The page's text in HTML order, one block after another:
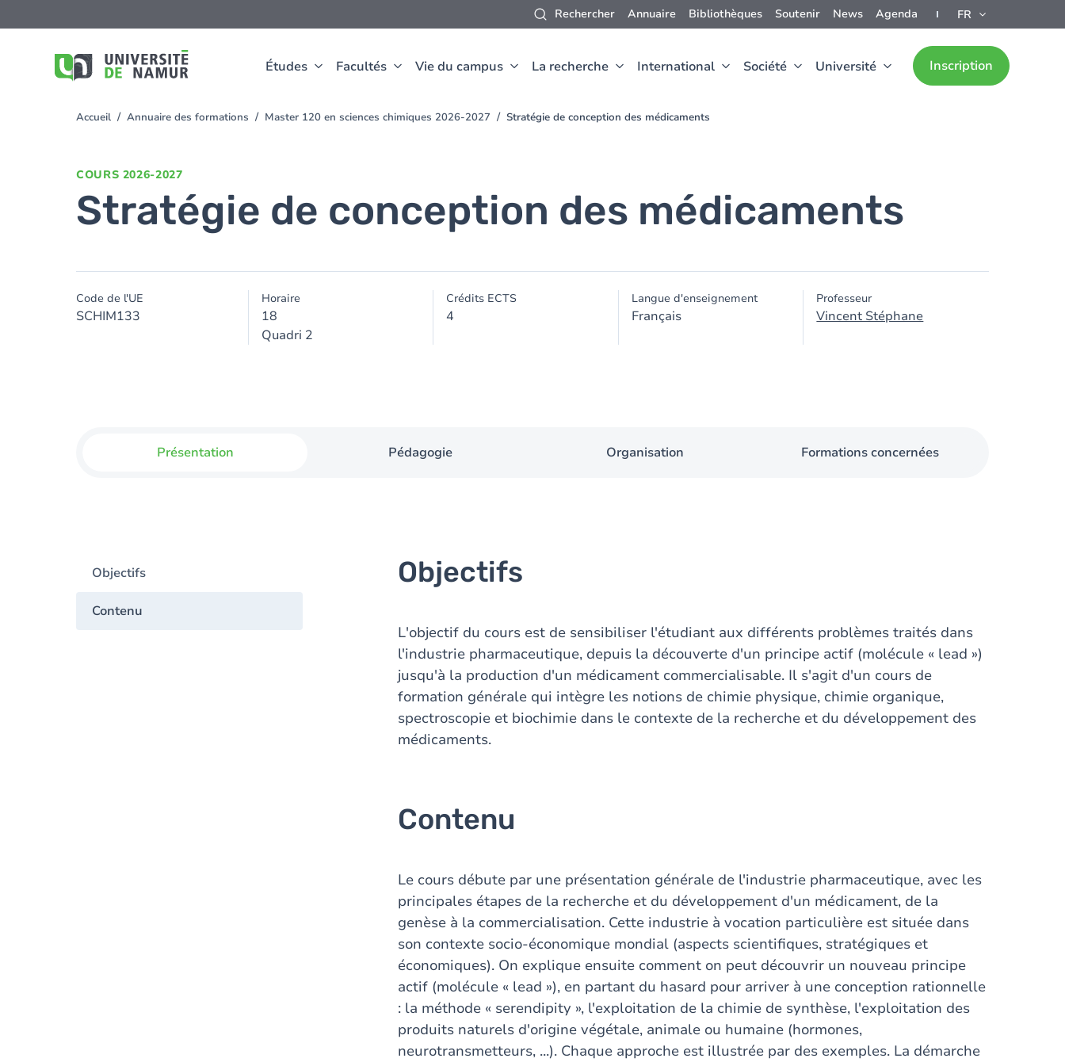
Rechercher Annuaire Bibliothèques Soutenir News Agenda FR
Études Facultés Vie du campus La recherche International Société Université Inscription
au
You
Accueil Annuaire des formations Master 120 en sciences chimiques 2026-2027 Stratégie de conception des médicaments
COURS 2026-2027
Stratégie de conception des médicaments
Code de l'UE
SCHIM133
Horaire
18
Quadri 2
Crédits ECTS
4
Langue d'enseignement
Français
Professeur
Vincent Stéphane
Présentation Pédagogie Organisation Formations concernées
Objectifs
Contenu
Objectifs
L'objectif du cours est de sensibiliser l'étudiant aux différents problèmes traités dans
l'industrie pharmaceutique, depuis la découverte d'un principe actif (molécule « lead »)
jusqu'à la production d'un médicament commercialisable. Il s'agit d'un cours de
formation générale qui intègre les notions de chimie physique, chimie organique,
spectroscopie et biochimie dans le contexte de la recherche et du développement des
médicaments.
Contenu
Le cours débute par une présentation générale de l'industrie pharmaceutique, avec les
principales étapes de la recherche et du développement d'un médicament, de la
genèse à la commercialisation. Cette industrie à vocation particulière est située dans
son contexte socio-économique mondial (aspects scientifiques, stratégiques et
économiques). On explique ensuite comment on peut découvrir un nouveau principe
actif (molécule « lead »), en partant du hasard pour arriver à une conception rationnelle
: la méthode « serendipity », l'exploitation de la chimie de synthèse, l'exploitation des
produits naturels d'origine végétale, animale ou humaine (hormones,
neurotransmetteurs, ...). Chaque approche est illustrée par des exemples. La démarche